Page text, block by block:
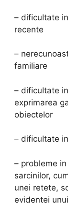
– dificultate
recente
–
familiare
– dificultate
exprimarea
obiectelor
– dificultate
– probleme
sarcinilor,
unei retete,
evidentei